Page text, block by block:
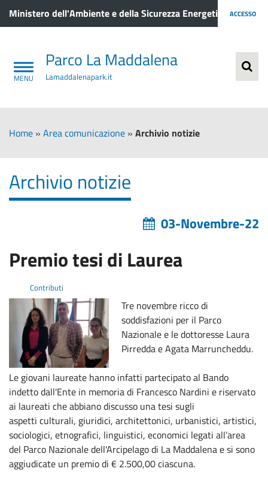
Ministero dell'Ambiente e della Sicurezza Energetica ACCESSO
Parco La Maddalena
Lamaddalenapark.it
Home » Area comunicazione » Archivio notizie
Archivio notizie
03-Novembre-22
Premio tesi di Laurea
Contributi
Tre novembre ricco di
soddisfazioni per il Parco
Nazionale e le dottoresse Laura
Pirredda e Agata Marruncheddu.
Le giovani laureate hanno infatti partecipato al Bando
indetto dall'Ente in memoria di Francesco Nardini e riservato
ai laureati che abbiano discusso una tesi sugli
aspetti culturali, giuridici, architettonici, urbanistici, artistici,
sociologici, etnografici, linguistici, economici legati all’area
del Parco Nazionale dell'Arcipelago di La Maddalena e si sono
aggiudicate un premio di € 2.500,00 ciascuna.